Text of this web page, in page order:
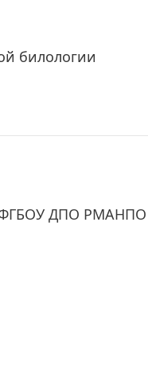
билологии
ФГБОУ ДПО РМАНПО